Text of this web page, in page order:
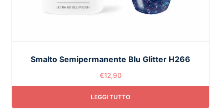
Smalto Semipermanente Blu Glitter H266
€12,90
LEGGI TUTTO